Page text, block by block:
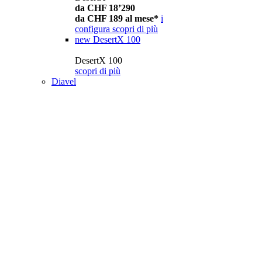
da CHF 18’290
da CHF 189 al mese* i
configura scopri di più
new DesertX 100
DesertX 100
scopri di più
Diavel